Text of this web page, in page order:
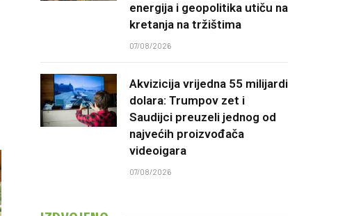
energija i geopolitika utiču na
kretanja na tržištima
07/08/2026
Akvizicija vrijedna 55 milijardi
dolara: Trumpov zet i
Saudijci preuzeli jednog od
najvećih proizvođača
videoigara
07/08/2026